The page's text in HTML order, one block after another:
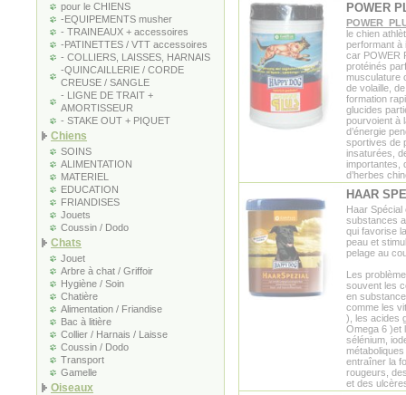
pour le CHIENS
-EQUIPEMENTS musher
- TRAINEAUX + accessoires
-PATINETTES / VTT accessoires
- COLLIERS, LAISSES, HARNAIS
-QUINCAILLERIE / CORDE
CREUSE / SANGLE
- LIGNE DE TRAIT +
AMORTISSEUR
- STAKE OUT + PIQUET
Chiens
SOINS
ALIMENTATION
MATERIEL
EDUCATION
FRIANDISES
Jouets
Coussin / Dodo
Chats
Jouet
Arbre à chat / Griffoir
Hygiène / Soin
Chatière
Alimentation / Friandise
Bac à litière
Collier / Harnais / Laisse
Coussin / Dodo
Transport
Gamelle
Oiseaux
POWER
POWER
le chien
performant à
car POWER
protéinés
musculature
de volaille,
formation
glucides
pourvoient à
d’énergie
sportives de
insaturées,
importantes,
d’herbes
HAAR
Haar Spécial
substances
qui favorise
peau et
pelage au
Les
souvent les
en
comme les
), les acides
Omega 6 )et
sélénium,
entraîner la
rougeurs,
et des